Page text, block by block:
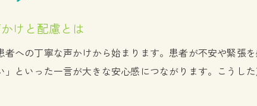
けと配慮とは
への丁寧な声かけから始まります。患者が不安や緊張
といった一言が大きな安心感につながります。こうし